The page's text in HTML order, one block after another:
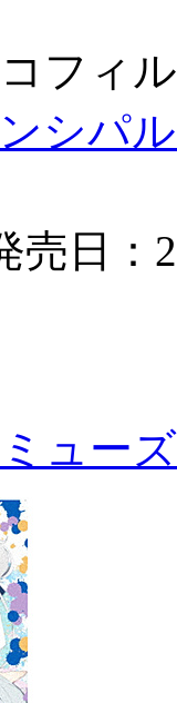
フィ
シパ
売日：
ュー